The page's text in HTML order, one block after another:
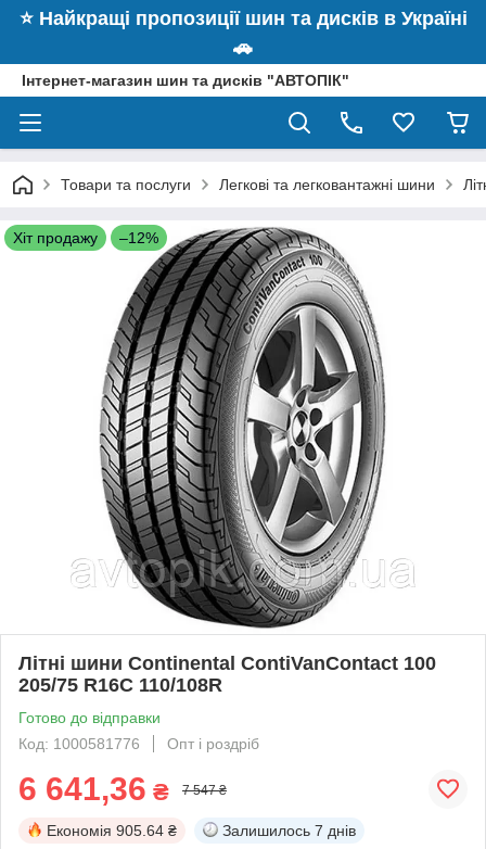
⭐️ Найкращі пропозиції шин та дисків в Україні
🚗
Інтернет-магазин шин та дисків "АВТОПІК"
Товари та послуги Легкові та легковантажні шини
Хіт продажу –12%
Літні шини Continental ContiVanContact 100
205/75 R16C 110/108R
Готово до відправки
Код: 1000581776
Опт і роздріб
6 641,36 ₴ 7 547 ₴
Економія 905.64 ₴ Залишилось 7 днів